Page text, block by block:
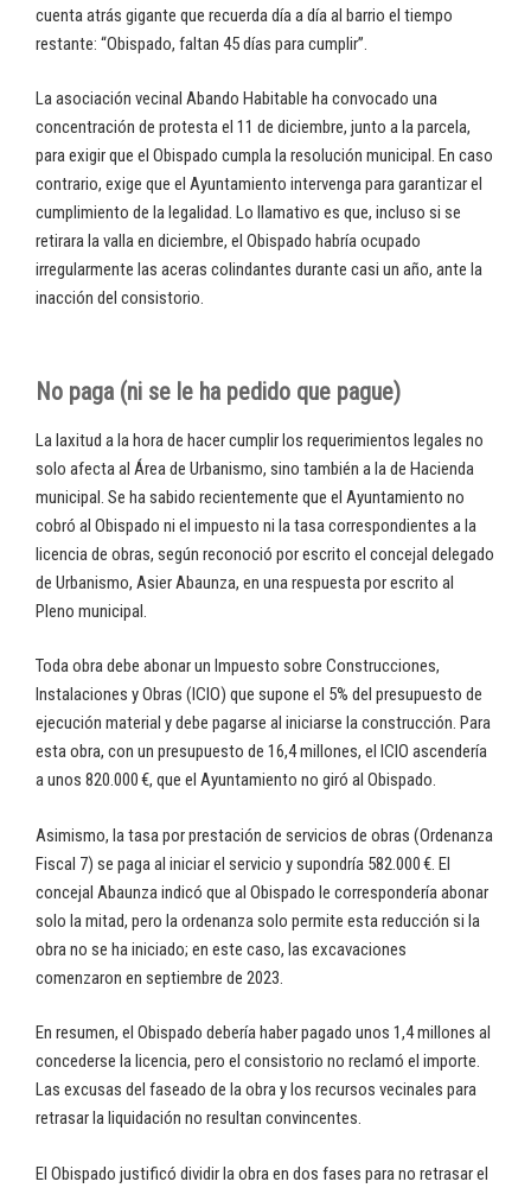
cuenta atrás gigante que recuerda día a día al barrio el tiempo
restante: “Obispado, faltan 45 días para cumplir”.
La asociación vecinal Abando Habitable ha convocado una
concentración de protesta el 11 de diciembre, junto a la parcela,
para exigir que el Obispado cumpla la resolución municipal. En caso
contrario, exige que el Ayuntamiento intervenga para garantizar el
cumplimiento de la legalidad. Lo llamativo es que, incluso si se
retirara la valla en diciembre, el Obispado habría ocupado
irregularmente las aceras colindantes durante casi un año, ante la
inacción del consistorio.
No paga (ni se le ha pedido que pague)
La laxitud a la hora de hacer cumplir los requerimientos legales no
solo afecta al Área de Urbanismo, sino también a la de Hacienda
municipal. Se ha sabido recientemente que el Ayuntamiento no
cobró al Obispado ni el impuesto ni la tasa correspondientes a la
licencia de obras, según reconoció por escrito el concejal delegado
de Urbanismo, Asier Abaunza, en una respuesta por escrito al
Pleno municipal.
Toda obra debe abonar un Impuesto sobre Construcciones,
Instalaciones y Obras (ICIO) que supone el 5% del presupuesto de
ejecución material y debe pagarse al iniciarse la construcción. Para
esta obra, con un presupuesto de 16,4 millones, el ICIO ascendería
a unos 820.000 €, que el Ayuntamiento no giró al Obispado.
Asimismo, la tasa por prestación de servicios de obras (Ordenanza
Fiscal 7) se paga al iniciar el servicio y supondría 582.000 €. El
concejal Abaunza indicó que al Obispado le correspondería abonar
solo la mitad, pero la ordenanza solo permite esta reducción si la
obra no se ha iniciado; en este caso, las excavaciones
comenzaron en septiembre de 2023.
En resumen, el Obispado debería haber pagado unos 1,4 millones al
concederse la licencia, pero el consistorio no reclamó el importe.
Las excusas del faseado de la obra y los recursos vecinales para
retrasar la liquidación no resultan convincentes.
El Obispado justificó dividir la obra en dos fases para no retrasar el